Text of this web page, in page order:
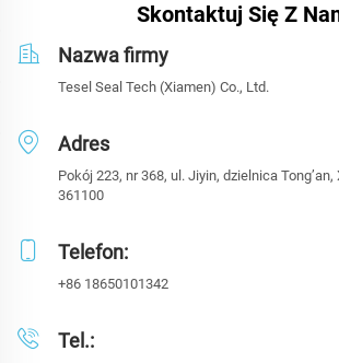
Skontaktuj Się Z
Nazwa firmy
Tesel Seal Tech (Xiamen) Co., Ltd.
Adres
Pokój 223, nr 368, ul. Jiyin, dzielnica Tong’an,
361100
Telefon:
+86 18650101342
Tel.: